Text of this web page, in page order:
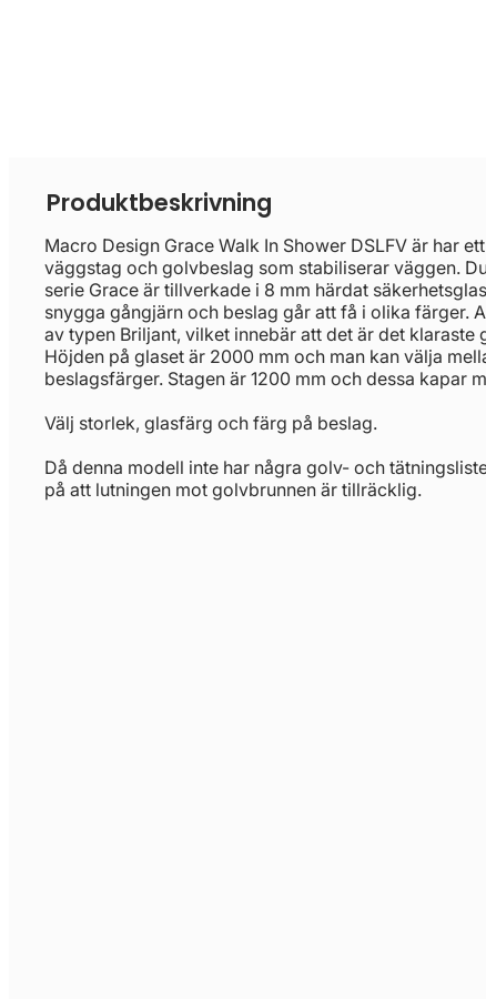
Produktbeskrivning
Macro Design Grace Walk In Shower DSLFV är har
väggstag och golvbeslag som stabiliserar väggen.
serie Grace är tillverkade i 8 mm härdat
snygga gångjärn och beslag går att få i olika färger.
av typen Briljant, vilket innebär att det är det klaraste
Höjden på glaset är 2000 mm och man kan välja
beslagsfärger. Stagen är 1200 mm och dessa kapar
Välj storlek, glasfärg och färg på beslag.
Då denna modell inte har några golv- och
på att lutningen mot golvbrunnen är tillräcklig.